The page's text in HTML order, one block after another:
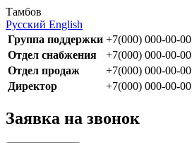
Тамбов
Русский English
Группа поддержки +7(000) 000-00-00
Отдел снабжения
+7(000) 000-00-00
Отдел продаж
+7(000) 000-00-00
Директор
+7(000) 000-00-00
Заявка на звонок